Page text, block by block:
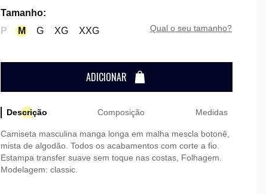
Tamanho:
P
M G XG XXG qual o seu tamanho?
ADICIONAR
Descrição Composição Medidas
Camiseta masculina manga longa em malha mescla botonê,
mista de algodão. Todos os acabamentos com corte a fio.
Estampa transfer suave sem toque nas costas, Folhagem.
Modelagem: classic.